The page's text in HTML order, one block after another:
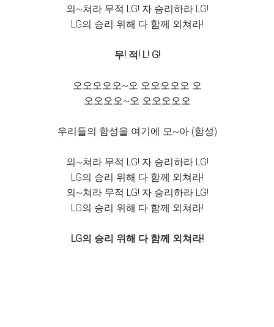
외~쳐라 무적 LG! 자 승리하라 LG!
LG의 승리 위해 다 함께 외쳐라!
무! 적! L! G!
오오오오오~오 오오오오오 오
오오오오~오 오오오오오
우리들의 함성을 여기에 모~아 (함성)
외~쳐라 무적 LG! 자 승리하라 LG!
LG의 승리 위해 다 함께 외쳐라!
외~쳐라 무적 LG! 자 승리하라 LG!
LG의 승리 위해 다 함께 외쳐라!
LG의 승리 위해 다 함께 외쳐라!